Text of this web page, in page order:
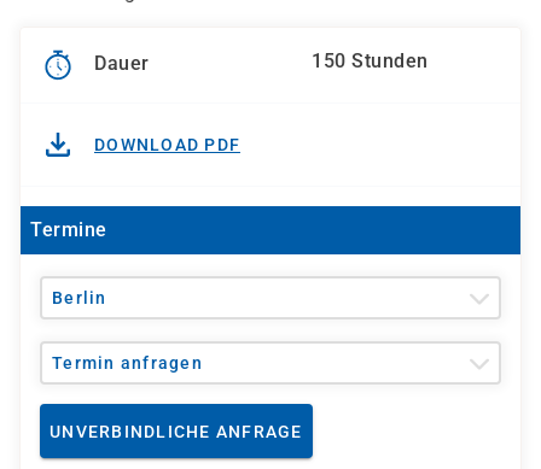
Dauer 150 Stunden
DOWNLOAD PDF
Termine
Berlin
Termin anfragen
UNVERBINDLICHE ANFRAGE